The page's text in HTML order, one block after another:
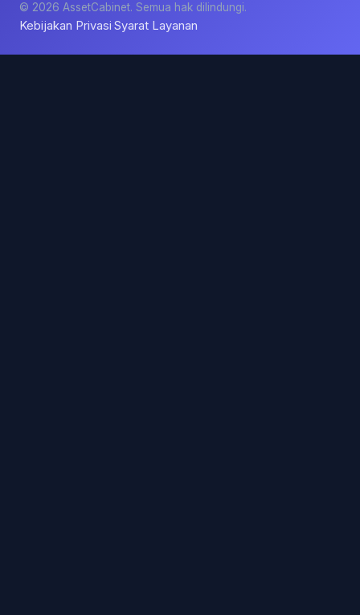
© 2026 AssetCabinet. Semua hak dilindungi.
Kebijakan Privasi·Syarat Layanan